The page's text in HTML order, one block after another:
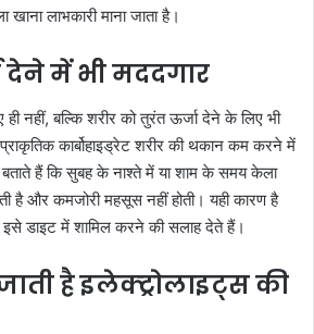
खाना लाभकारी माना जाता है।
देने में भी मददगार
ही नहीं, बल्कि शरीर को तुरंत ऊर्जा देने के लिए भी
कार्बोहाइड्रेट शरीर की थकान कम करने में
हैं कि सुबह के नाश्ते में या शाम के समय केला
है और कमजोरी महसूस नहीं होती। यही कारण है
डाइट में शामिल करने की सलाह देते हैं।
है इलेक्ट्रोलाइट्स की